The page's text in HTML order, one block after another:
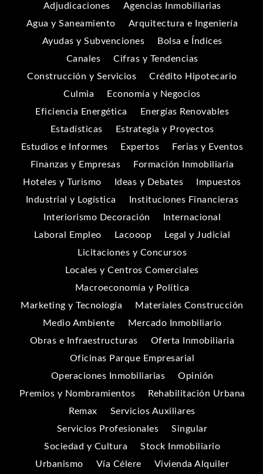
Adjudicaciones
Agencias Inmobiliarias
Agua y Saneamiento
Arquitectura e Ingeniería
Ayudas y Subvenciones
Bolsa e Índices
Canales
Cifras y Tendencias
Construcción y Servicios
Crédito Hipotecario
Culmia
Economía y Negocios
Eficiencia Energética
Energías Renovables
Estadísticas
Estrategia y Proyectos
Estudios e Informes
Expertos
Ferias y Eventos
Finanzas y Empresas
Formación Inmobiliaria
Hoteles y Turismo
Ideas y Debates
Impuestos
Industrial y Logística
Instituciones Financieras
Interiorismo Decoración
Internacional
Laboral Empleo
Lacooop
Legal y Judicial
Licitaciones y Concursos
Locales y Centros Comerciales
Macroeconomía y Política
Marketing y Tecnología
Materiales Construcción
Medio Ambiente
Mercado Inmobiliario
Obras e Infraestructuras
Oferta Inmobiliaria
Oficinas Parque Empresarial
Operaciones Inmobiliarias
Opinión
Premios y Nombramientos
Rehabilitación Urbana
Remax
Servicios Auxiliares
Servicios Profesionales
Singular
Sociedad y Cultura
Stock Inmobiliario
Urbanismo
Vía Célere Vivienda Alquiler